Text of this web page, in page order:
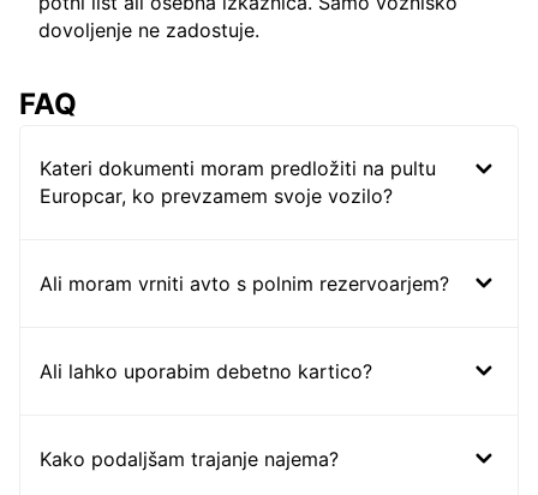
dovoljenje ne zadostuje.
FAQ
Kateri dokumenti moram predložiti na pultu
Europcar, ko prevzamem svoje vozilo?
Ali moram vrniti avto s polnim rezervoarjem?
Ali lahko uporabim debetno kartico?
Kako podaljšam trajanje najema?